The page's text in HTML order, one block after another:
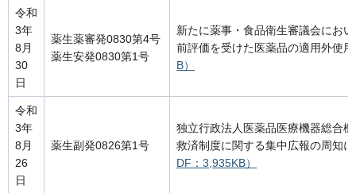
令和
3年
8月
30
日
薬生薬審発0830第4号
薬生安発0830第1号
新たに薬事・食品衛生審議会にお
前評価を受けた医薬品の適用外使
B）
令和
3年
8月
26
日
薬生副発0826第1号
独立行政法人医薬品医療機器総合
救済制度に関する集中広報の周知
DF：3,935KB）